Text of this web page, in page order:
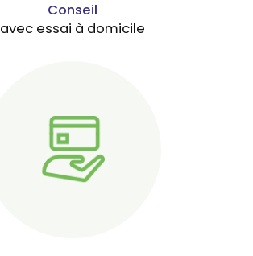
Conseil
avec essai à domicile